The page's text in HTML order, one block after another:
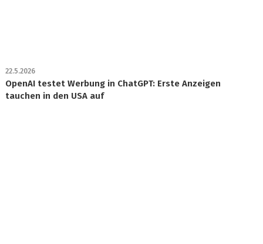
22.5.2026
OpenAI testet Werbung in ChatGPT: Erste Anzeigen
tauchen in den USA auf